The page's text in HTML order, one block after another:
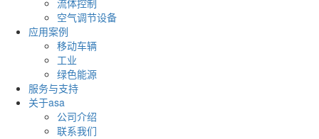
流体控制
空气调节设备
应用案例
移动车辆
工业
绿色能源
服务与支持
关于asa
公司介绍
联系我们